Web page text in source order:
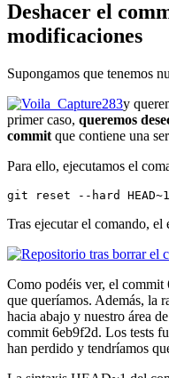
Deshacer el
modificaciones
Supongamos que tenemos
y
primer caso, queremos
commit que contiene una
Para ello, ejecutamos el
git reset --hard HEAD~1
Tras ejecutar el comando, el
Como podéis ver, el commit
que queríamos. Además, la
hacia abajo y nuestro área
commit 6eb9f2d. Los tests
han perdido y tendríamos